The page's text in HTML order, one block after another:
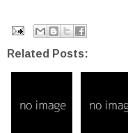
Related Posts: